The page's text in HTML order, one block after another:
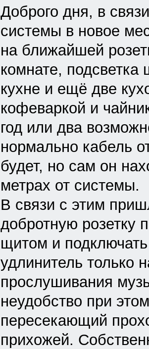
Доброго дня, в
системы в новое
на ближайшей
комнате,
кухне и ещё две
кофеваркой и
год или два
нормально кабель
будет, но сам он
метрах от системы.
В связи с этим
добротную розетку
щитом и
удлинитель только
прослушивания
неудобство при
пересекающий
прихожей.